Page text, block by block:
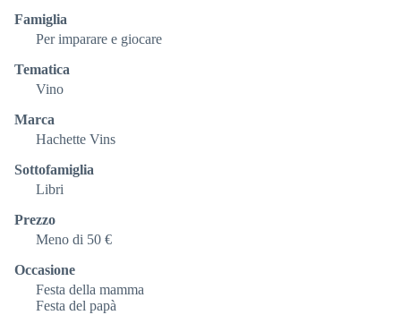
Famiglia
Per imparare e giocare
Tematica
Vino
Marca
Hachette Vins
Sottofamiglia
Libri
Prezzo
Meno di 50 €
Occasione
Festa della mamma
Festa del papà